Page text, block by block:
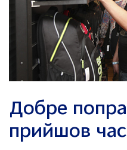
Добре
прийшов